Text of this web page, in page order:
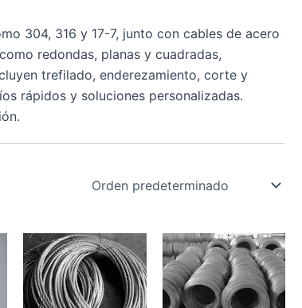
304, 316 y 17-7, junto con cables de acero
redondas, planas y cuadradas,
trefilado, enderezamiento, corte y
rápidos y soluciones personalizadas.